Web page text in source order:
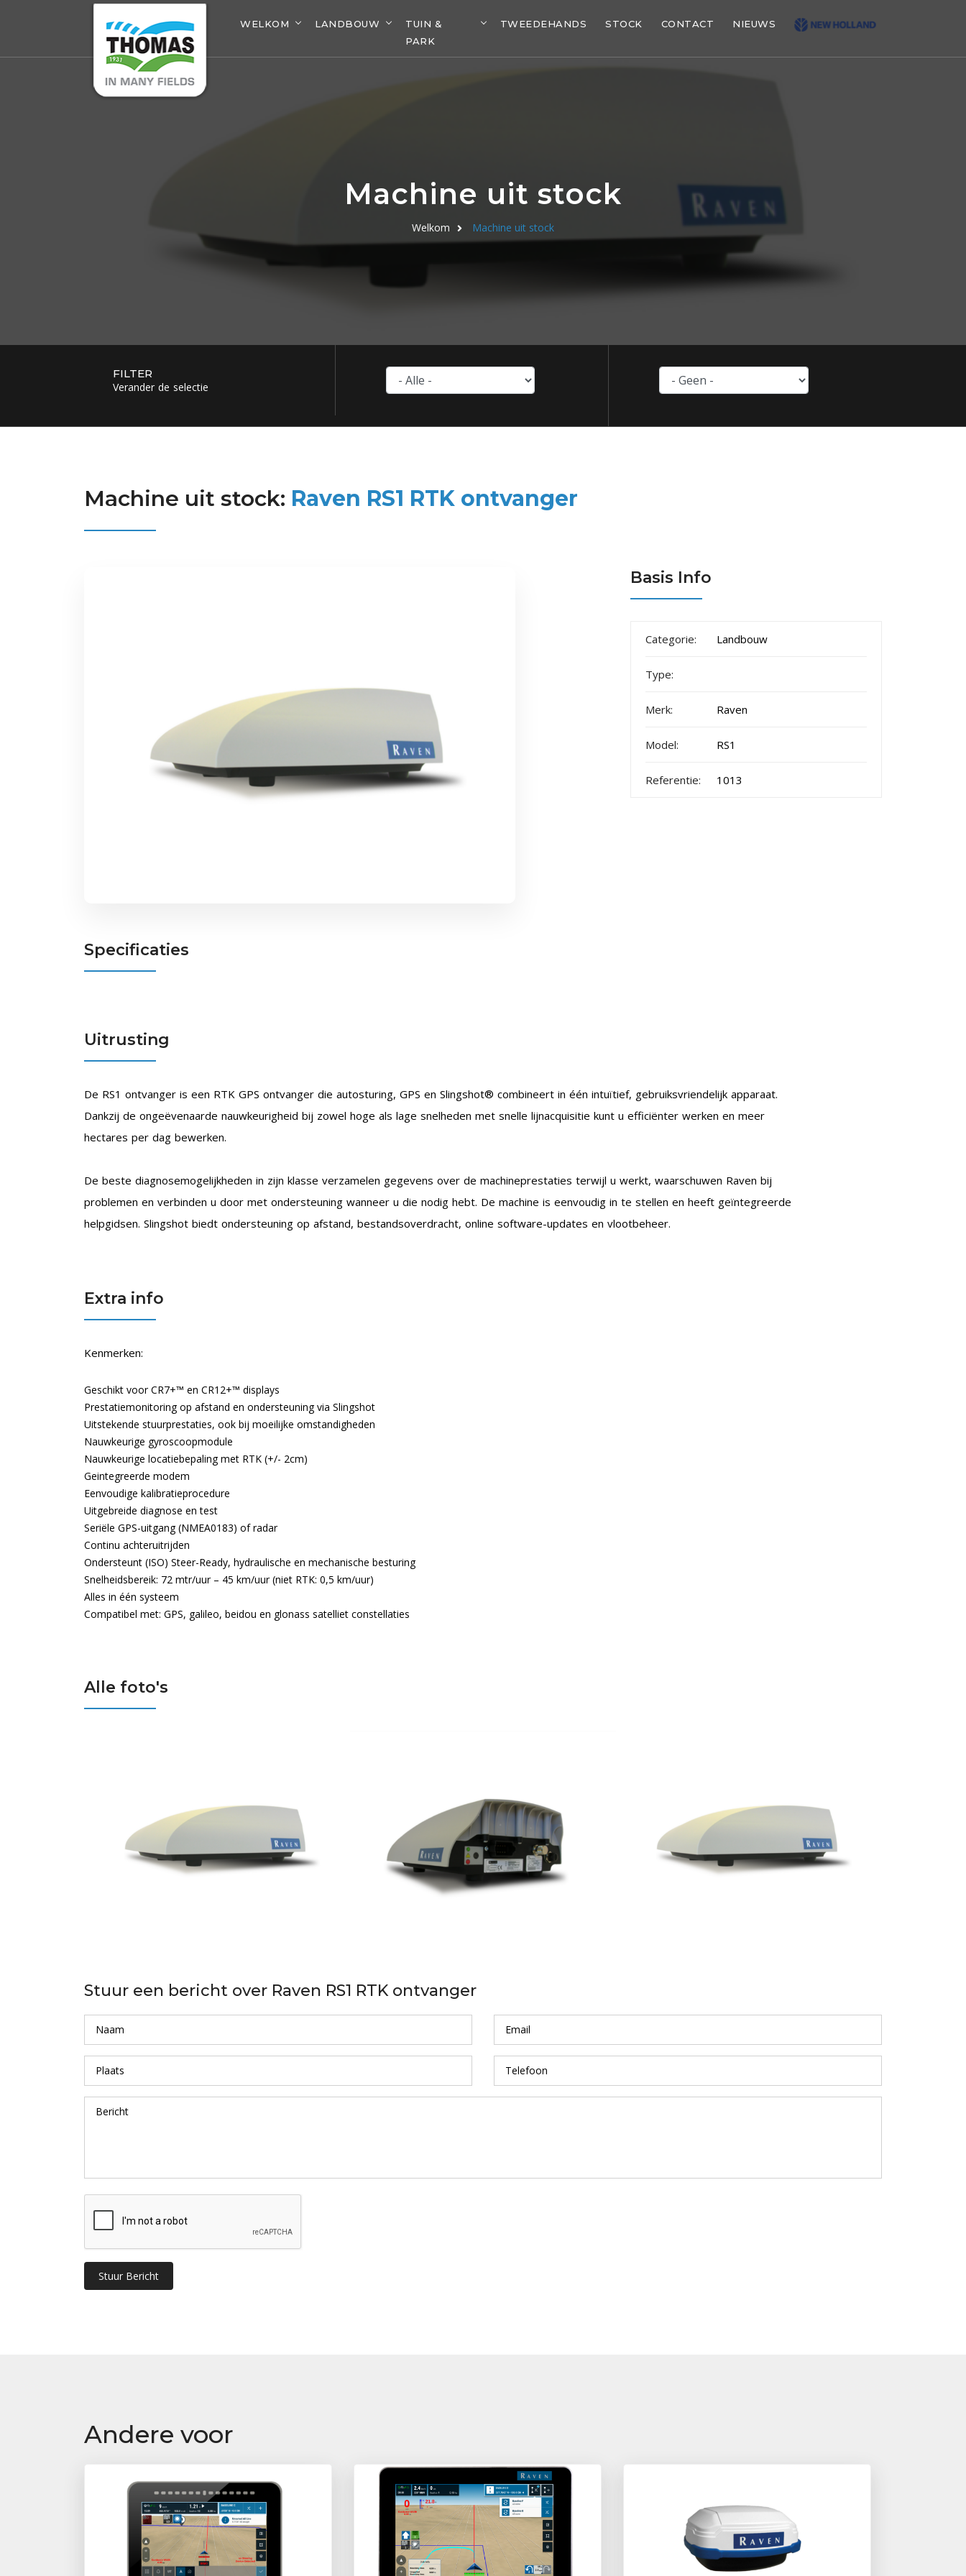
WELKOM LANDBOUW
TUIN &
PARK
TWEEDEHANDS STOCK CONTACT NIEUWS
Machine uit stock
Welkom Machine uit stock
FILTER
Verander de selectie
Machine uit stock: Raven RS1 RTK ontvanger
Basis Info
Categorie: Landbouw
Type:
Merk: Raven
Model: RS1
Referentie: 1013
Specificaties
Uitrusting
De RS1 ontvanger is een RTK GPS ontvanger die autosturing, GPS en Slingshot® combineert in één intuïtief, gebruiksvriendelijk apparaat.
Dankzij de ongeëvenaarde nauwkeurigheid bij zowel hoge als lage snelheden met snelle lijnacquisitie kunt u efficiënter werken en meer
hectares per dag bewerken.
De beste diagnosemogelijkheden in zijn klasse verzamelen gegevens over de machineprestaties terwijl u werkt, waarschuwen Raven bij
problemen en verbinden u door met ondersteuning wanneer u die nodig hebt. De machine is eenvoudig in te stellen en heeft geïntegreerde
helpgidsen. Slingshot biedt ondersteuning op afstand, bestandsoverdracht, online software-updates en vlootbeheer.
Extra info
Kenmerken:
Geschikt voor CR7+™ en CR12+™ displays
Prestatiemonitoring op afstand en ondersteuning via Slingshot
Uitstekende stuurprestaties, ook bij moeilijke omstandigheden
Nauwkeurige gyroscoopmodule
Nauwkeurige locatiebepaling met RTK (+/- 2cm)
Geintegreerde modem
Eenvoudige kalibratieprocedure
Uitgebreide diagnose en test
Seriële GPS-uitgang (NMEA0183) of radar
Continu achteruitrijden
Ondersteunt (ISO) Steer-Ready, hydraulische en mechanische besturing
Snelheidsbereik: 72 mtr/uur – 45 km/uur (niet RTK: 0,5 km/uur)
Alles in één systeem
Compatibel met: GPS, galileo, beidou en glonass satelliet constellaties
Alle foto's
Stuur een bericht over Raven RS1 RTK ontvanger
Stuur Bericht
Andere voor